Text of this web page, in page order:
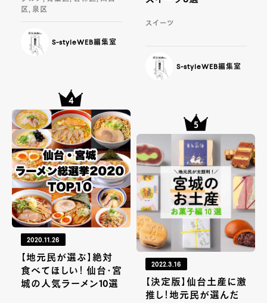
区, 泉区
S-styleWEB編集室
スイーツ
S-styleWEB編集室
2020.11.26
【地元民が選ぶ】絶対
食べてほしい！ 仙台・宮
城の人気ラーメン10選
2022.3.16
【決定版】仙台土産に激
推し！地元民が選んだ